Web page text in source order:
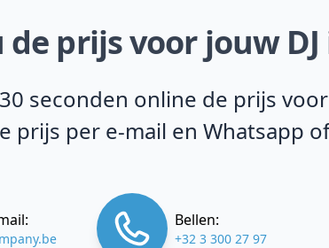
de prijs voor jouw
seconden online de prijs
prijs per e-mail en Whatsapp
Bellen:
+32 3 300 27 97